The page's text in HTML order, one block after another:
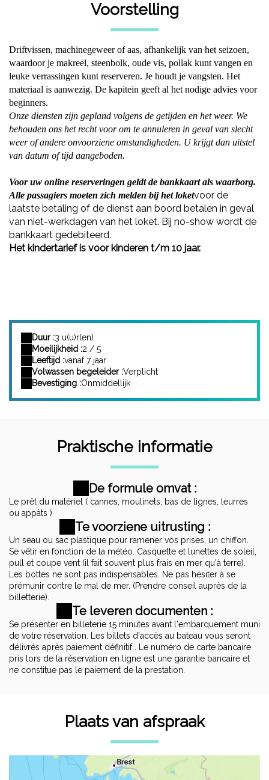
Voorstelling
Driftvissen, machinegeweer of aas, afhankelijk van het seizoen,
waardoor je makreel, steenbolk, oude vis, pollak kunt vangen en
leuke verrassingen kunt reserveren. Je houdt je vangsten. Het
materiaal is aanwezig. De kapitein geeft al het nodige advies voor
beginners.
Onze diensten zijn gepland volgens de getijden en het weer. We
behouden ons het recht voor om te annuleren in geval van slecht
weer of andere onvoorziene omstandigheden. U krijgt dan uitstel
van datum of tijd aangeboden.
Voor uw online reserveringen geldt de bankkaart als waarborg.
Alle passagiers moeten zich melden bij het loketvoor de
laatste betaling of de dienst aan boord betalen in geval
van niet-werkdagen van het loket. Bij no-show wordt de
bankkaart gedebiteerd.
Het kindertarief is voor kinderen t/m 10 jaar.
Duur :3 u(u)r(en)
Moeilijkheid :2 / 5
Leeftijd :vanaf 7 jaar
Volwassen begeleider :Verplicht
Bevestiging :Onmiddellijk
Praktische informatie
De formule omvat :
Le prêt du matériel ( cannes, moulinets, bas de lignes, leurres
ou appâts )
Te voorziene uitrusting :
Un seau ou sac plastique pour ramener vos prises, un chiffon.
Se vêtir en fonction de la météo. Casquette et lunettes de soleil,
pull et coupe vent (il fait souvent plus frais en mer qu'à terre).
Les bottes ne sont pas indispensables. Ne pas hésiter à se
prémunir contre le mal de mer. (Prendre conseil auprès de la
billetterie).
Te leveren documenten :
Se présenter en billeterie 15 minutes avant l'embarquement muni
de votre réservation. Les billets d'accès au bateau vous seront
délivrés après paiement définitif . Le numéro de carte bancaire
pris lors de la réservation en ligne est une garantie bancaire et
ne constitue pas le paiement de la prestation.
Plaats van afspraak